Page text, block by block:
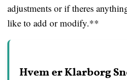
adjustments or if theres
like to add or modify.**
Hvem er Klarborg